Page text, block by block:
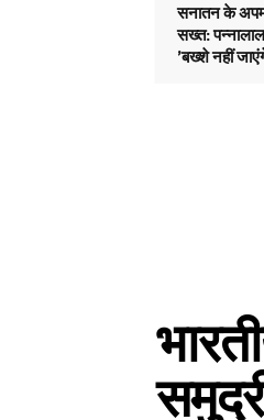
सनातन के
सख्त:
'बख्शे नहीं